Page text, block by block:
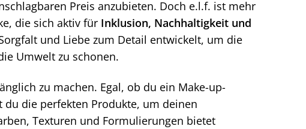
Preis anzubieten. Doch e.l.f. ist mehr
die sich aktiv für Inklusion, Nachhaltigkeit und
und Liebe zum Detail entwickelt, um die
Umwelt zu schonen.
zu machen. Egal, ob du ein Make-up-
die perfekten Produkte, um deinen
Texturen und Formulierungen bietet